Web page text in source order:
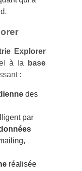
Explorer
à la
base
:
des
par
réalisée